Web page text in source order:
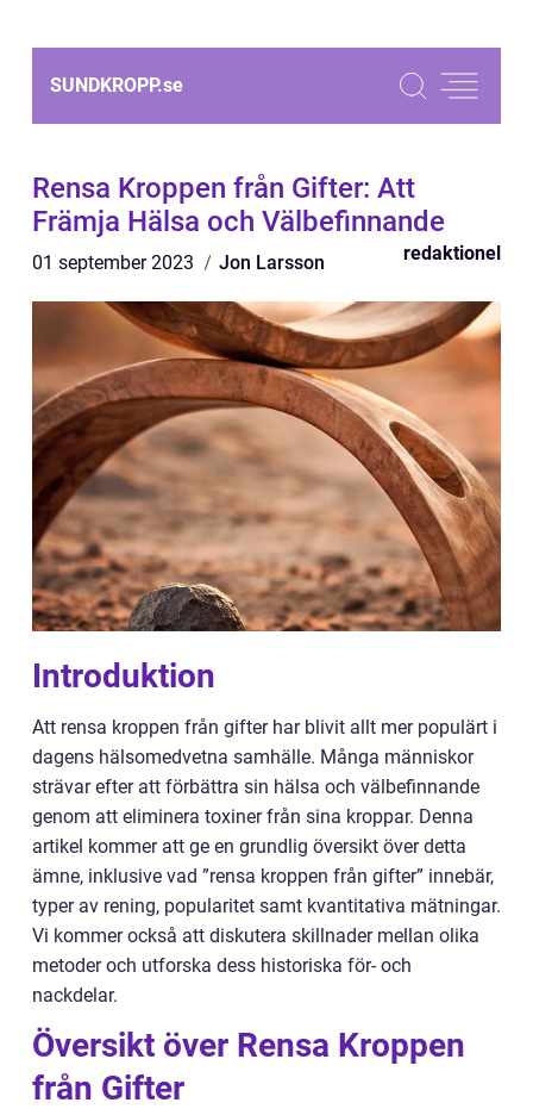
SUNDKROPP.se
Rensa Kroppen från Gifter: Att
Främja Hälsa och Välbefinnande
01 september 2023 Jon Larsson redaktionel
Introduktion
Att rensa kroppen från gifter har blivit allt mer populärt i
dagens hälsomedvetna samhälle. Många människor
strävar efter att förbättra sin hälsa och välbefinnande
genom att eliminera toxiner från sina kroppar. Denna
artikel kommer att ge en grundlig översikt över detta
ämne, inklusive vad ”rensa kroppen från gifter” innebär,
typer av rening, popularitet samt kvantitativa mätningar.
Vi kommer också att diskutera skillnader mellan olika
metoder och utforska dess historiska för- och
nackdelar.
Översikt över Rensa Kroppen
från Gifter